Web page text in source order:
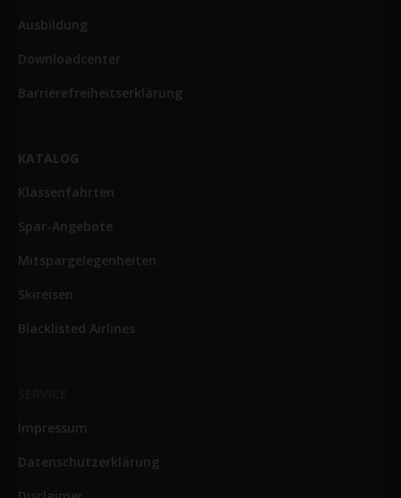
Ausbildung
Downloadcenter
Barrierefreiheitserklärung
KATALOG
Klassenfahrten
Spar-Angebote
Mitspargelegenheiten
Skireisen
Blacklisted Airlines
Impressum
Datenschutzerklärung